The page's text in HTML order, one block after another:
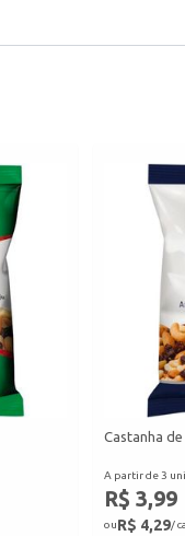
Castanha
A partir de 3
R$ 3,99
ouR$ 4,29/